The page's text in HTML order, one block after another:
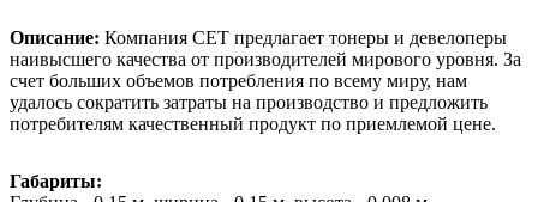
Описание: Компания CET предлагает тонеры и девелоперы
наивысшего качества от производителей мирового уровня. За
счет больших объемов потребления по всему миру, нам
удалось сократить затраты на производство и предложить
потребителям качественный продукт по приемлемой цене.
Габариты: